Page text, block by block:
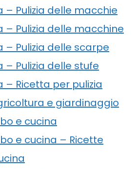
– Pulizia delle macchie
– Pulizia delle macchine
– Pulizia delle scarpe
– Pulizia delle stufe
– Ricetta per pulizia
e giardinaggio
e cucina
e cucina – Ricette